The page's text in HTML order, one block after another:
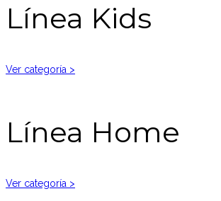
Línea Kids
Ver categoría >
Línea Home
Ver categoría >